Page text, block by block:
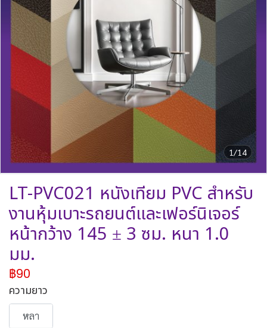
1/14
LT-PVC021 หนังเทียม PVC สำหรับ
งานหุ้มเบาะรถยนต์และเฟอร์นิเจอร์
หน้ากว้าง 145 ± 3 ซม. หนา 1.0
มม.
฿90
ความยาว
หลา